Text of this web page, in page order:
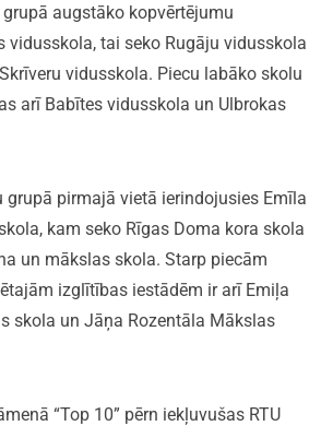
augstāko kopvērtējumu
vidusskola, tai seko Rugāju vidusskola
vidusskola. Piecu labāko skolu
arī Babītes vidusskola un Ulbrokas
grupā pirmajā vietā ierindojusies Emīla
kam seko Rīgas Doma kora skola
un mākslas skola. Starp piecām
izglītības iestādēm ir arī Emiļa
skola un Jāņa Rozentāla Mākslas
“Top 10” pērn iekļuvušas RTU